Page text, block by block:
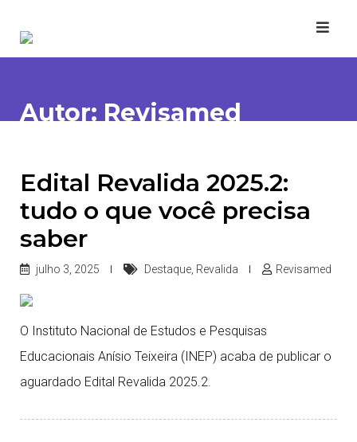
content
Autor: Revisamed
Edital Revalida 2025.2:
tudo o que você precisa
saber
julho 3, 2025 Destaque Revalida Revisamed
O Instituto Nacional de Estudos e Pesquisas
Educacionais Anísio Teixeira (INEP) acaba de publicar o
aguardado Edital Revalida 2025.2.